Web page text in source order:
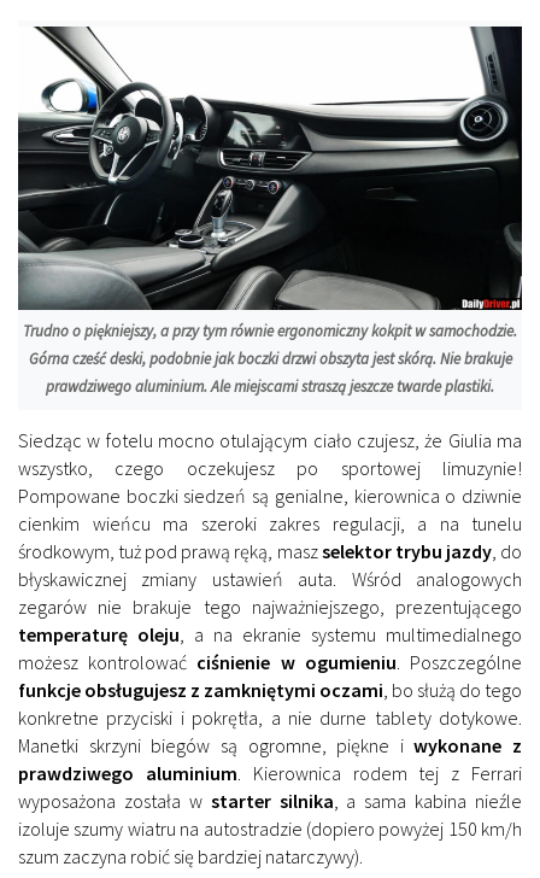
Trudno o piękniejszy, a przy tym równie ergonomiczny kokpit w samochodzie.
Górna cześć deski, podobnie jak boczki drzwi obszyta jest skórą. Nie brakuje
prawdziwego aluminium. Ale miejscami straszą jeszcze twarde plastiki.
Siedząc w fotelu mocno otulającym ciało czujesz, że Giulia ma
wszystko, czego oczekujesz po sportowej limuzynie!
Pompowane boczki siedzeń są genialne, kierownica o dziwnie
cienkim wieńcu ma szeroki zakres regulacji, a na tunelu
środkowym, tuż pod prawą ręką, maszselektor trybu jazdy, do
błyskawicznej zmiany ustawień auta. Wśród analogowych
zegarów nie brakuje tego najważniejszego, prezentującego
temperaturę oleju , a na ekranie systemu multimedialnego
możesz kontrolować ciśnienie w ogumieniu . Poszczególne
funkcje obsługujesz z zamkniętymi oczami , bo służą do tego
konkretne przyciski i pokrętła, a nie durne tablety dotykowe.
Manetki skrzyni biegów są ogromne, piękne iwykonane z
prawdziwego aluminium . Kierownica rodem tej z Ferrari
wyposażona została w starter silnika , a sama kabina nieźle
izoluje szumy wiatru na autostradzie (dopiero powyżej 150 km/h
szum zaczyna robić się bardziej natarczywy).